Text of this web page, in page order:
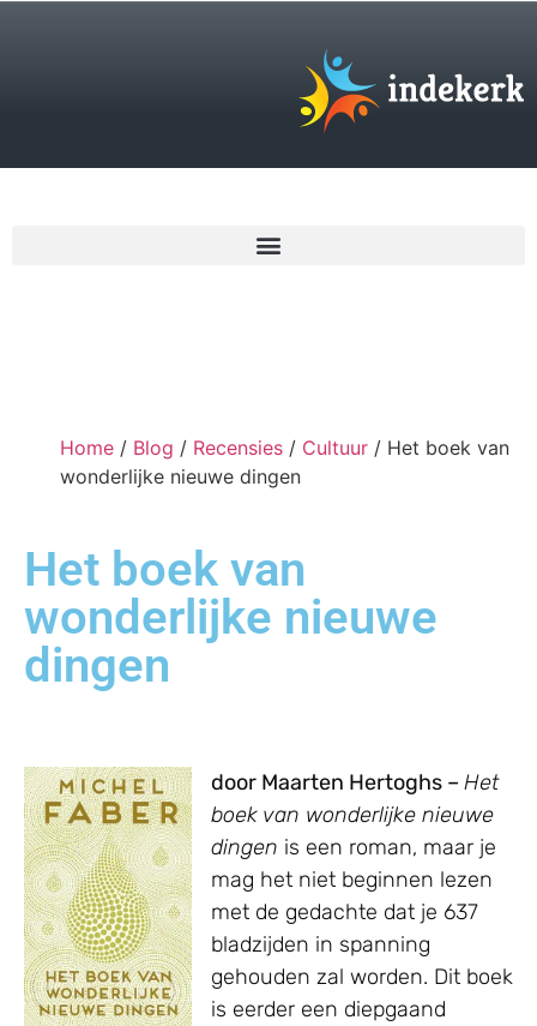
Home / Blog / Recensies / Cultuur / Het boek van
wonderlijke nieuwe dingen
Het boek van
wonderlijke nieuwe
dingen
door Maarten Hertoghs – Het
boek van wonderlijke nieuwe
dingen is een roman, maar je
mag het niet beginnen lezen
met de gedachte dat je 637
bladzijden in spanning
gehouden zal worden. Dit boek
is eerder een diepgaand